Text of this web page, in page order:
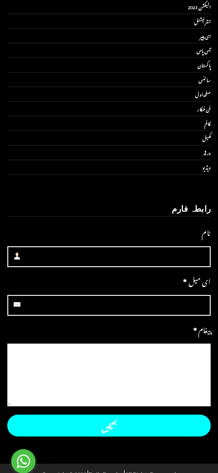
الیکشن 2023
انٹر نیشنل
ای پیپر
آس پاس
پاکستان
سائنس
صفحۂ اول
فن فنکار
کالم
کھیل
ورلڈ
ویڈیو
رابطہ فارم
نام
ای میل*
پیغام*